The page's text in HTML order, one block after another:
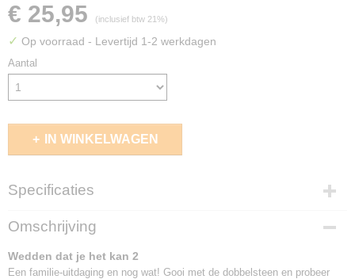
€ 25,95 (inclusief btw 21%)
✓ Op voorraad - Levertijd 1-2 werkdagen
Aantal
IN WINKELWAGEN
Specificaties
EAN code
6416739550862
Omschrijving
Wedden dat je het kan 2
Een familie-uitdaging en nog wat! Gooi met de dobbelsteen en probeer